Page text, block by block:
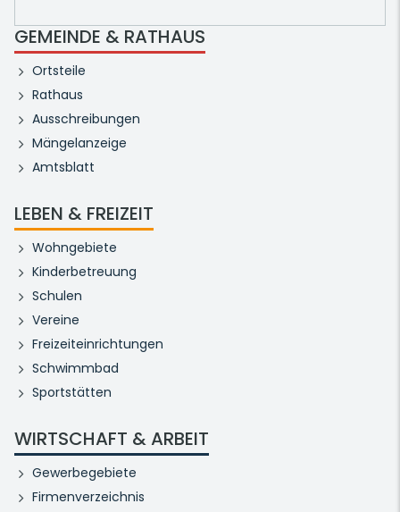
GEMEINDE & RATHAUS
Ortsteile
Rathaus
Ausschreibungen
Mängelanzeige
Amtsblatt
LEBEN & FREIZEIT
Wohngebiete
Kinderbetreuung
Schulen
Vereine
Freizeiteinrichtungen
Schwimmbad
Sportstätten
WIRTSCHAFT & ARBEIT
Gewerbegebiete
Firmenverzeichnis